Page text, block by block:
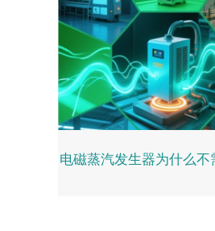
电磁蒸汽发生器为什么不